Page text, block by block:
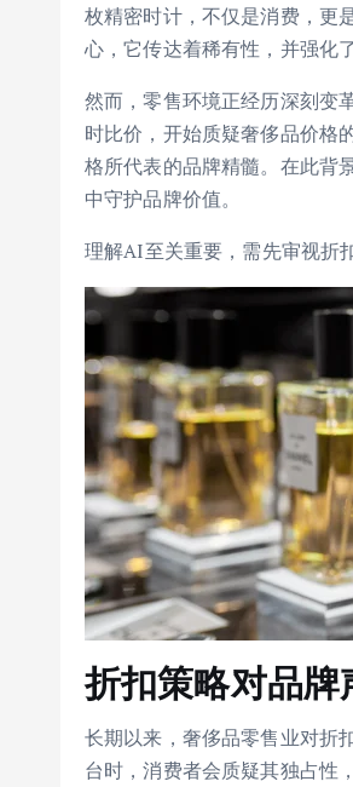
枚精密时计，不仅是消费，更
心，它传达着稀有性，并强化
然而，零售环境正经历深刻变
时比价，开始质疑奢侈品价格
格所代表的品牌精髓。在此背
中守护品牌价值。
理解AI至关重要，需先审视折
折扣策略对品牌
长期以来，奢侈品零售业对折
台时，消费者会质疑其独占性